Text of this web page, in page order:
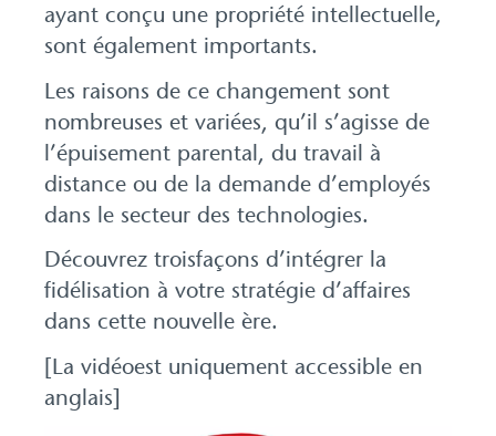
ayant conçu une propriété intellectuelle,
sont également importants.
Les raisons de ce changement sont
nombreuses et variées, qu’il s’agisse de
l’épuisement parental, du travail à
distance ou de la demande d’employés
dans le secteur des technologies.
Découvrez troisfaçons d’intégrer la
fidélisation à votre stratégie d’affaires
dans cette nouvelle ère.
[La vidéoest uniquement accessible en
anglais]